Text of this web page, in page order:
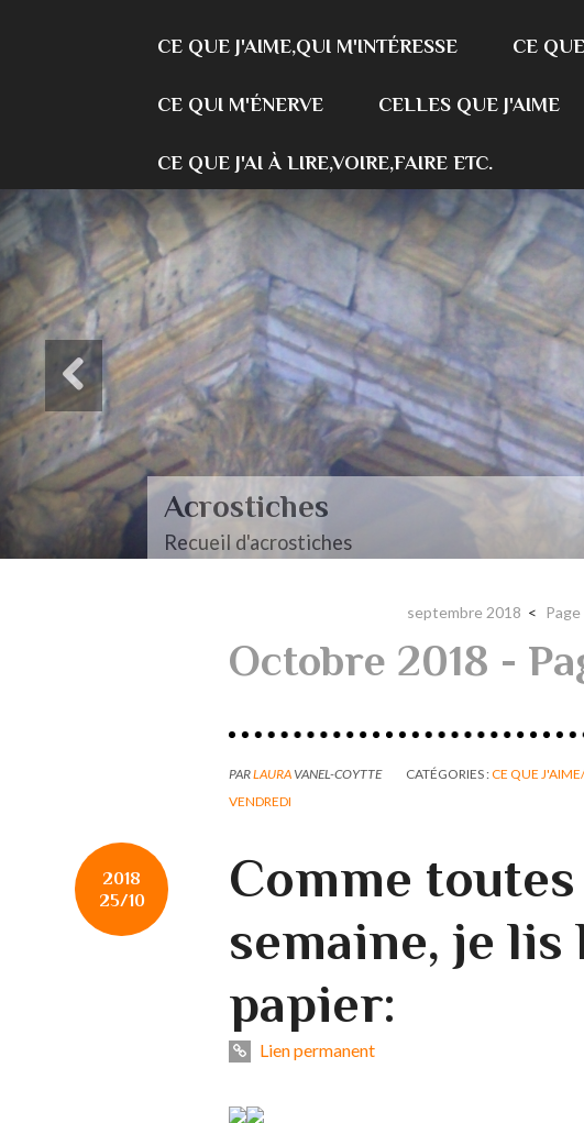
CE QUE J'AIME,QUI M'INTÉRESSE CE
CE QUI M'ÉNERVE CELLES QUE J'AIME
CE QUE J'AI À LIRE,VOIRE,FAIRE ETC.
Acrostiches
Recueil d'acrostiches
septembre 2018
Octobre 2018 -
PARLAURA VANEL-COYTTE CATÉGORIES :CE QUE
VENDREDI
2018
25/10
Comme
semaine, je lis
papier:
Lien permanent